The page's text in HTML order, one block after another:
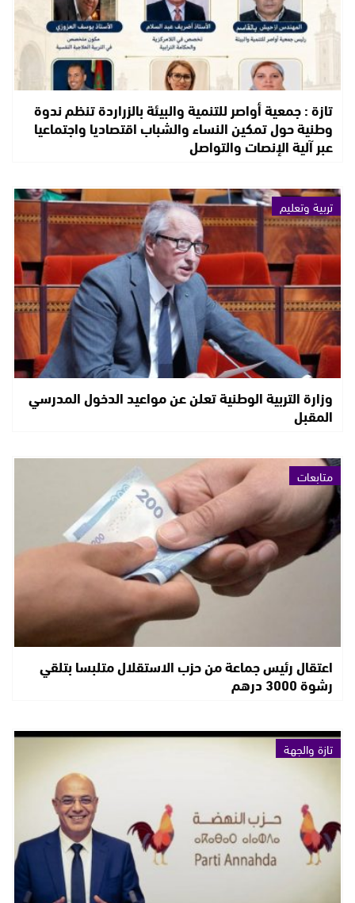
تازة : جمعية أواصر للتنمية والبيئة بالزراردة تنظم ندوة
وطنية حول تمكين النساء والشباب اقتصاديا واجتماعيا
عبر آلية الإنصات والتواصل
تربية وتعليم
وزارة التربية الوطنية تعلن عن مواعيد الدخول المدرسي
المقبل
متابعات
اعتقال رئيس جماعة من حزب الاستقلال متلبسا بتلقي
رشوة 3000 درهم
تازة والجهة